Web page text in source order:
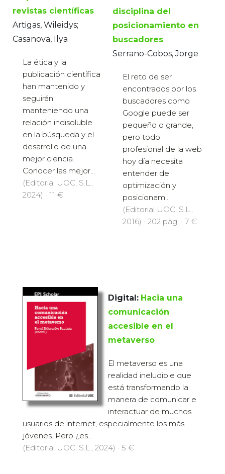
revistas científicas
Artigas, Wileidys;
Casanova, Ilya
La ética y la
publicación científica
han mantenido y
seguirán
manteniendo una
relación indisoluble
en la búsqueda y el
desarrollo de una
mejor ciencia.
Conocer las mejor...
(Editorial UOC, S.L.,
2024) · 11 €
disciplina del
posicionamiento en
buscadores
Serrano-Cobos, Jorge
El reto de ser
encontrados por los
buscadores como
Google puede ser
pequeño o grande,
pero todo
profesional de la web
hoy día necesita
entender de
optimización y
posicionam...
(Editorial UOC, S.L.,
2016) · 202 pàg. · 7 €
Digital: Hacia una
comunicación
accesible en el
metaverso
El metaverso es una
realidad ineludible que
está transformando la
manera de comunicar e
interactuar de muchos
usuarios de internet, especialmente los más
jóvenes. Pero ¿es...
(Editorial UOC, S.L., 2024) · 5 €